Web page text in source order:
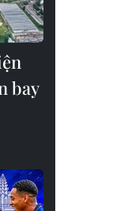
bay